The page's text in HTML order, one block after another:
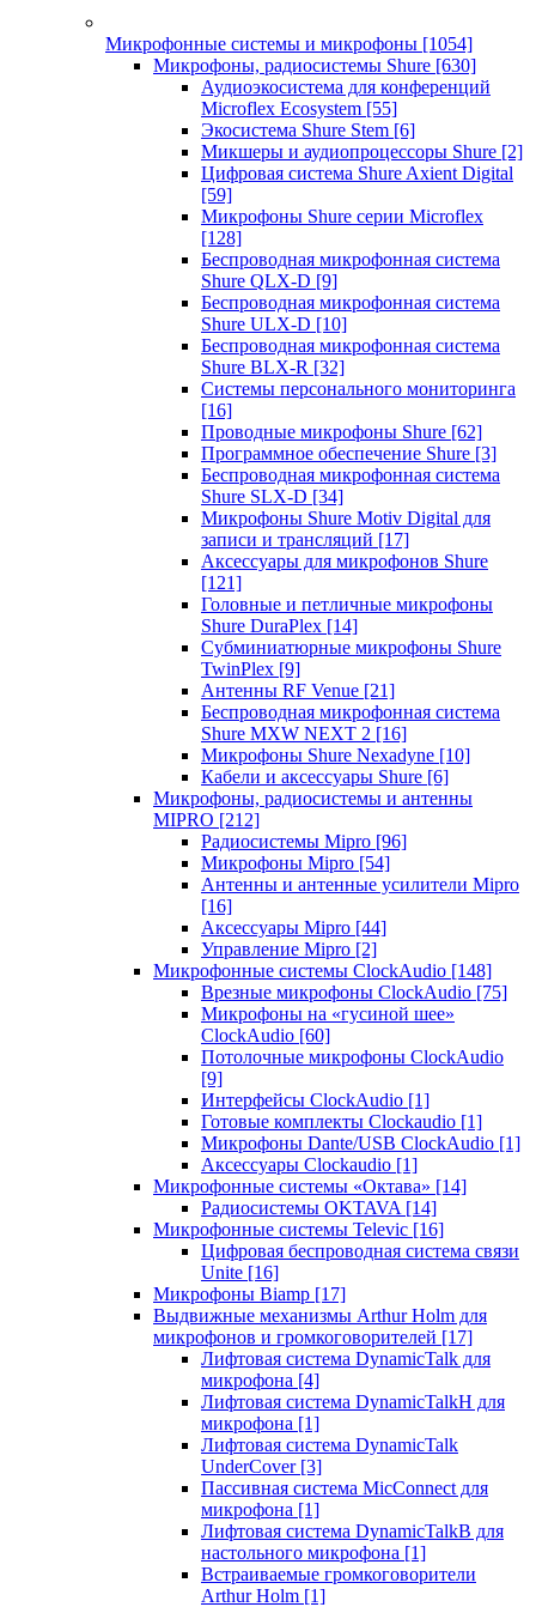
Микрофонные системы и микрофоны [1054]
Микрофоны, радиосистемы Shure [630]
Аудиоэкосистема для конференций
Microflex Ecosystem [55]
Экосистема Shure Stem [6]
Микшеры и аудиопроцессоры Shure [2]
Цифровая система Shure Axient Digital
[59]
Микрофоны Shure серии Microflex
[128]
Беспроводная микрофонная система
Shure QLX-D [9]
Беспроводная микрофонная система
Shure ULX-D [10]
Беспроводная микрофонная система
Shure BLX-R [32]
Системы персонального мониторинга
[16]
Проводные микрофоны Shure [62]
Программное обеспечение Shure [3]
Беспроводная микрофонная система
Shure SLX-D [34]
Микрофоны Shure Motiv Digital для
записи и трансляций [17]
Аксессуары для микрофонов Shure
[121]
Головные и петличные микрофоны
Shure DuraPlex [14]
Субминиатюрные микрофоны Shure
TwinPlex [9]
Антенны RF Venue [21]
Беспроводная микрофонная система
Shure MXW NEXT 2 [16]
Микрофоны Shure Nexadyne [10]
Кабели и аксессуары Shure [6]
Микрофоны, радиосистемы и антенны
MIPRO [212]
Радиосистемы Mipro [96]
Микрофоны Mipro [54]
Антенны и антенные усилители Mipro
[16]
Аксессуары Mipro [44]
Управление Mipro [2]
Микрофонные системы ClockAudio [148]
Врезные микрофоны ClockAudio [75]
Микрофоны на «гусиной шее»
ClockAudio [60]
Потолочные микрофоны ClockAudio
[9]
Интерфейсы ClockAudio [1]
Готовые комплекты Clockaudio [1]
Микрофоны Dante/USB ClockAudio [1]
Аксессуары Clockaudio [1]
Микрофонные системы «Октава» [14]
Радиосистемы OKTAVA [14]
Микрофонные системы Televic [16]
Цифровая беспроводная система связи
Unite [16]
Микрофоны Biamp [17]
Выдвижные механизмы Arthur Holm для
микрофонов и громкоговорителей [17]
Лифтовая система DynamicTalk для
микрофона [4]
Лифтовая система DynamicTalkH для
микрофона [1]
Лифтовая система DynamicTalk
UnderCover [3]
Пассивная система MicConnect для
микрофона [1]
Лифтовая система DynamicTalkB для
настольного микрофона [1]
Встраиваемые громкоговорители
Arthur Holm [1]